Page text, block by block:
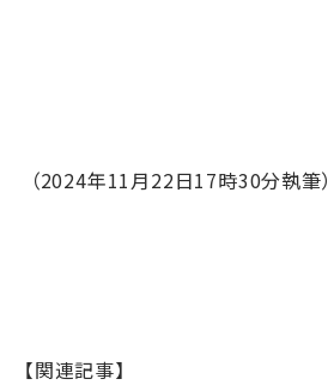
（2024年11月22日17時30分執筆）
【関連記事】